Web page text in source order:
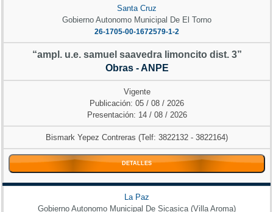
Santa Cruz
Gobierno Autonomo Municipal De El Torno
26-1705-00-1672579-1-2
“ampl. u.e. samuel saavedra limoncito dist. 3”
Obras - ANPE
Vigente
Publicación: 05 / 08 / 2026
Presentación: 14 / 08 / 2026
Bismark Yepez Contreras (Telf: 3822132 - 3822164)
DETALLES
La Paz
Gobierno Autonomo Municipal De Sicasica (Villa Aroma)